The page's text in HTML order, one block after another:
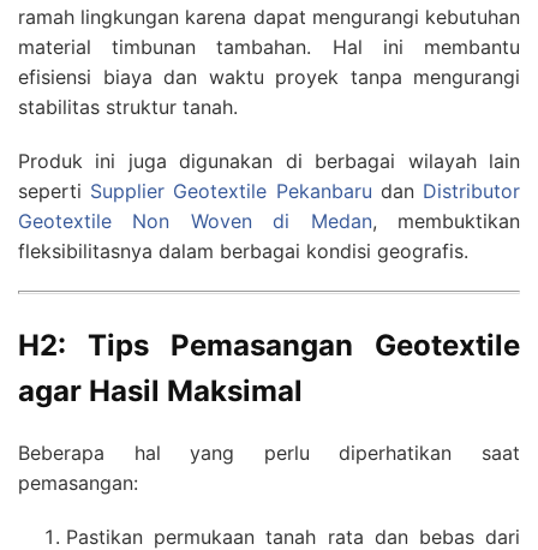
ramah lingkungan karena dapat mengurangi kebutuhan
material timbunan tambahan. Hal ini membantu
efisiensi biaya dan waktu proyek tanpa mengurangi
stabilitas struktur tanah.
Produk ini juga digunakan di berbagai wilayah lain
seperti Supplier Geotextile Pekanbaru dan Distributor
Geotextile Non Woven di Medan, membuktikan
fleksibilitasnya dalam berbagai kondisi geografis.
H2: Tips Pemasangan Geotextile
agar Hasil Maksimal
Beberapa hal yang perlu diperhatikan saat
pemasangan:
Pastikan permukaan tanah rata dan bebas dari